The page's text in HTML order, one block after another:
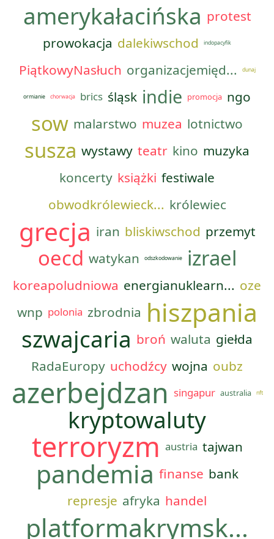
amerykałacińska protest
prowokacja dalekiwschod indopacyfik
PiątkowyNasłuch organizacjemięd... dunaj
ormianie chorwacja brics śląsk indie promocja ngo
sow malarstwo muzea lotnictwo
susza wystawy teatr kino muzyka
koncerty książki festiwale
obwodkrólewieck... królewiec
grecja iran bliskiwschod przemyt
oecd watykan odszkodowanie izrael
koreapoludniowa energianuklearn... oze
wnp polonia zbrodnia hiszpania
szwajcaria broń waluta giełda
RadaEuropy uchodźcy wojna oubz
azerbejdzan singapur australia nft
kryptowaluty
terroryzm austria tajwan
pandemia finanse bank
represje afryka handel
platformakrymsk...